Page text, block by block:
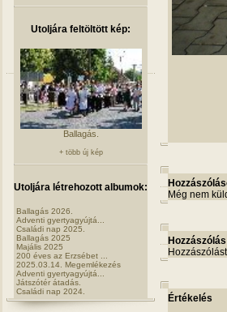
Utoljára feltöltött kép:
Ballagás.
+ több új kép
Utoljára létrehozott albumok:
Ballagás 2026.
Adventi gyertyagyújtá...
Családi nap 2025.
Ballagás 2025
Majális 2025
200 éves az Erzsébet ...
2025.03.14. Megemlékezés
Adventi gyertyagyújtá...
Játszótér átadás.
Családi nap 2024.
Még nem
Értékelés